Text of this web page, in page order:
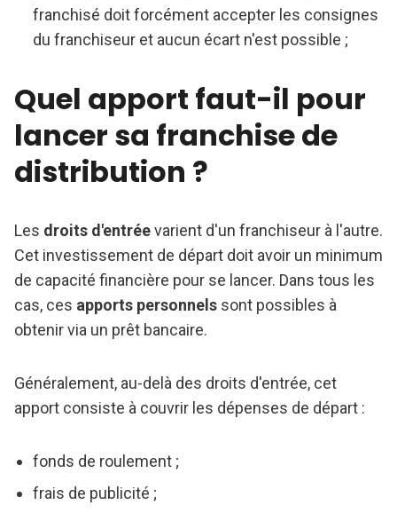
franchisé doit forcément accepter les consignes
du franchiseur et aucun écart n'est possible ;
Quel apport faut-il pour
lancer sa franchise de
distribution ?
Les droits d'entréevarient d'un franchiseur à l'autre.
Cet investissement de départ doit avoir un minimum
de capacité financière pour se lancer. Dans tous les
cas, ces apports personnels sont possibles à
obtenir via un prêt bancaire.
Généralement, au-delà des droits d'entrée, cet
apport consiste à couvrir les dépenses de départ :
fonds de roulement ;
frais de publicité ;